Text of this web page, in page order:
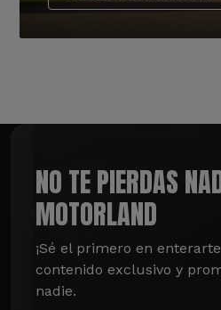
NO TE PIERDAS
MOTORLAND
¡Sé el primero en
contenido exclusivo y
nadie.